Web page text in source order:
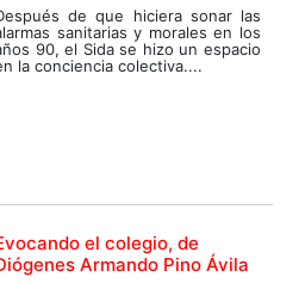
de que hiciera sonar las
sanitarias y morales en los
90, el Sida se hizo un espacio
la conciencia colectiva....
el colegio, de
Armando Pino Ávila